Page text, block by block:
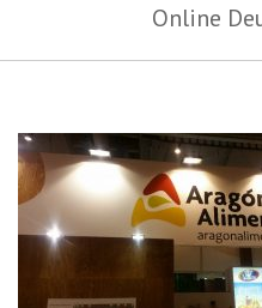
Online